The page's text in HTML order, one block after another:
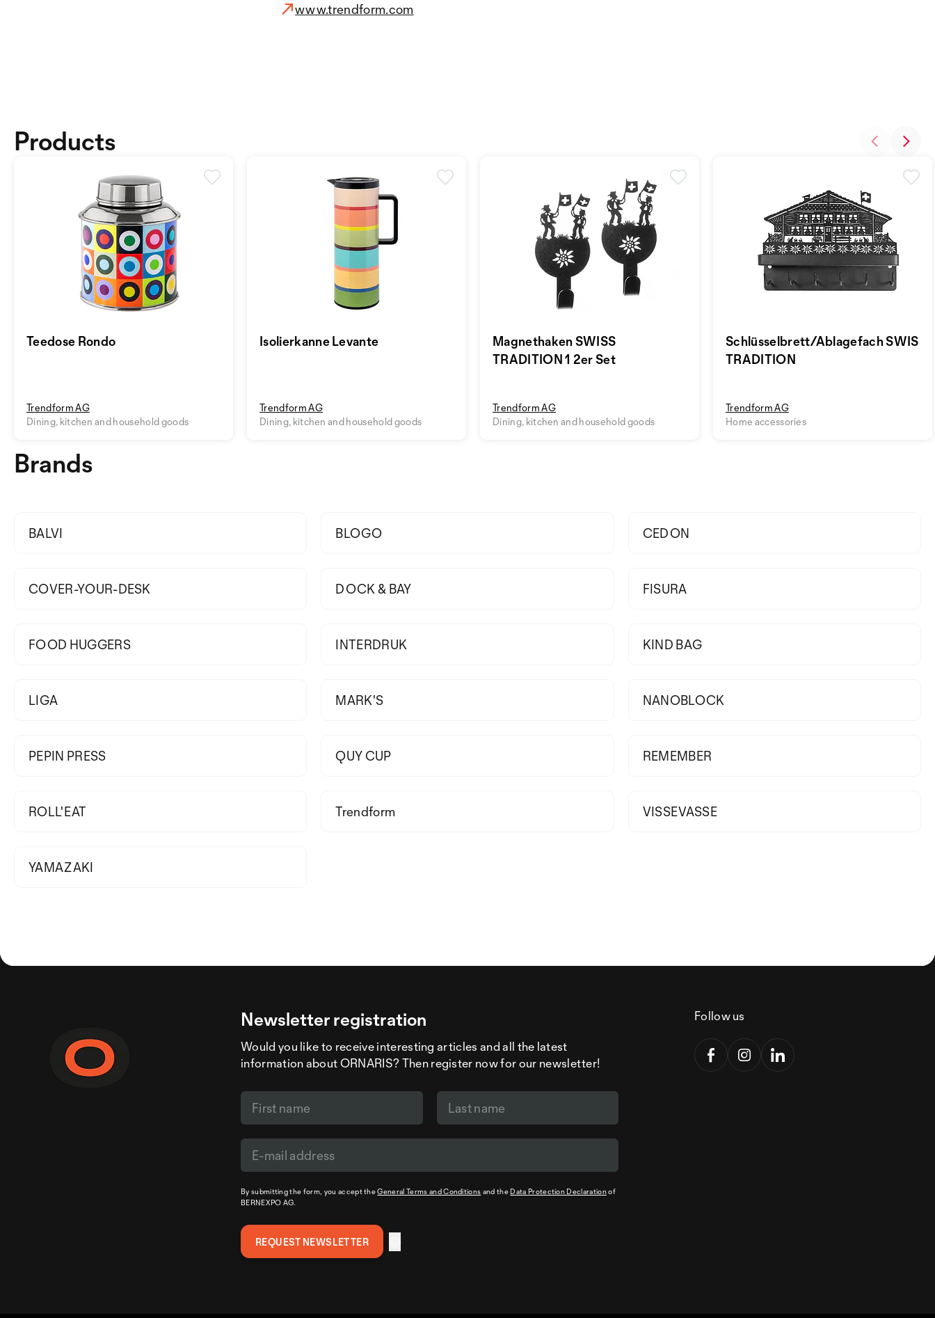
www.trendform.com
Teedose Rondo
Trendform AG
Dining, kitchen and household goods
Isolierkanne Levante
Trendform AG
Dining, kitchen and household goods
Magnethaken SWISS
TRADITION 1 2er Set
Trendform AG
Dining, kitchen and household goods
Schlüsselbrett/Ablagefach SWISS
TRADITION
Trendform AG
Home accessories
Products
Brands
BALVI BLOGO CEDON
COVER-YOUR-DESK DOCK & BAY FISURA
FOOD HUGGERS INTERDRUK KIND BAG
LIGA MARK'S NANOBLOCK
PEPIN PRESS QUY CUP REMEMBER
ROLL'EAT Trendform VISSEVASSE
YAMAZAKI
Newsletter registration
Would you like to receive interesting articles and all the latest
information about ORNARIS? Then register now for our newsletter!
By submitting the form, you accept theGeneral Terms and Conditions and the Data Protection Declarationof
BERNEXPO AG.
Follow us